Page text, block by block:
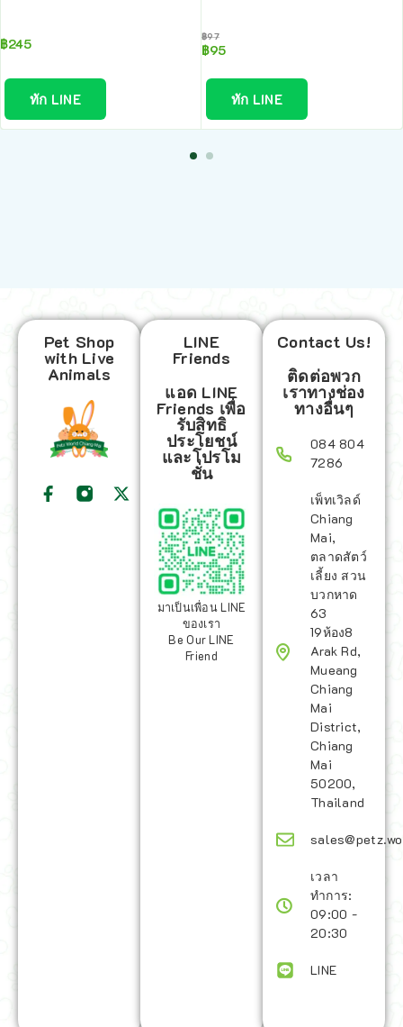
฿245
ทัก LINE
฿97
฿95
ทัก LINE
Pet Shop
with Live
Animals
LINE
Friends
แอด LINE
Friends เพื่อ
รับสิทธิ
ประโยชน์
และโปรโม
ชั่น
มาเป็นเพื่อน LINE
ของเรา
Be Our LINE
Friend
Contact Us!
ติดต่อพวก
เราทางช่อง
ทางอื่นๆ
084 804
7286
เพ็ทเวิลด์
Chiang
Mai,
ตลาดสัตว์
เลี้ยง สวน
บวกหาด
63
19ห้อง8
Arak Rd,
Mueang
Chiang
Mai
District,
Chiang
Mai
50200,
Thailand
เวลา
ทำการ:
09:00 -
20:30
LINE